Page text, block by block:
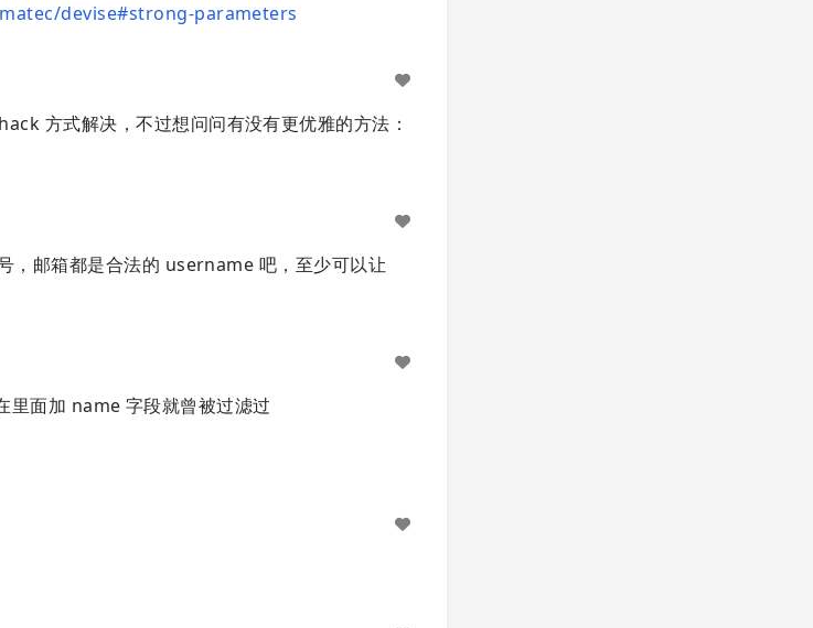
devise#strong-parameters
方式解决，不过想问问有没有更优雅的方法：
，邮箱都是合法的 username 吧，至少可以让
面加 name 字段就曾被过滤过